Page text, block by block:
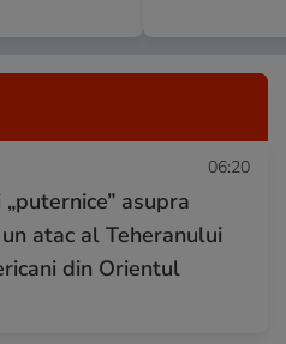
06:20
asupra
atac al Teheranului
din Orientul